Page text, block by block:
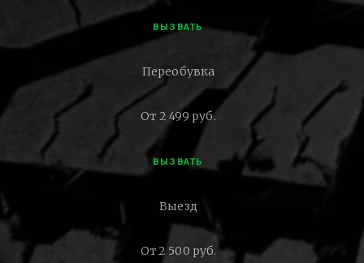
ВЫЗВАТЬ
Переобувка
От 2 499 руб.
ВЫЗВАТЬ
Выезд
От 2 500 руб.